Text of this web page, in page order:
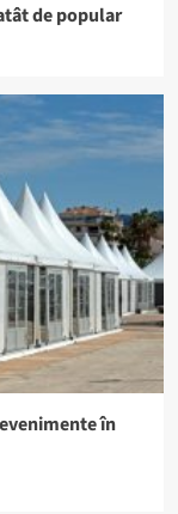
de popular
în